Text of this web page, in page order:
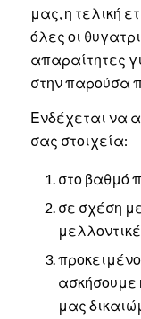
μας, η τελική
όλες οι
απαραίτητες
στην παρούσα
Ενδέχεται να
σας στοιχεία:
στο βαθμό
σε σχέση
ασκήσουμε
μας